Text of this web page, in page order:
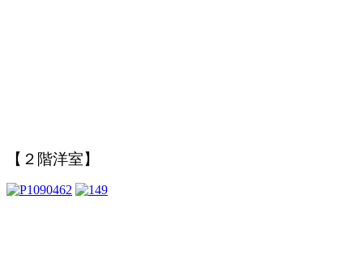
【２階洋室】